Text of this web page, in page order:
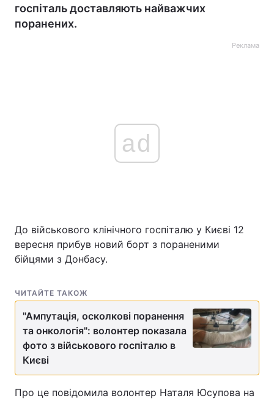
госпіталь доставляють найважчих
поранених.
Реклама
ad
До військового клінічного госпіталю у Києві 12
вересня прибув новий борт з пораненими
бійцями з Донбасу.
ЧИТАЙТЕ ТАКОЖ
"Ампутація, осколкові поранення
та онкологія": волонтер показала
фото з військового госпіталю в
Києві
Про це повідомила волонтер Наталя Юсупова на